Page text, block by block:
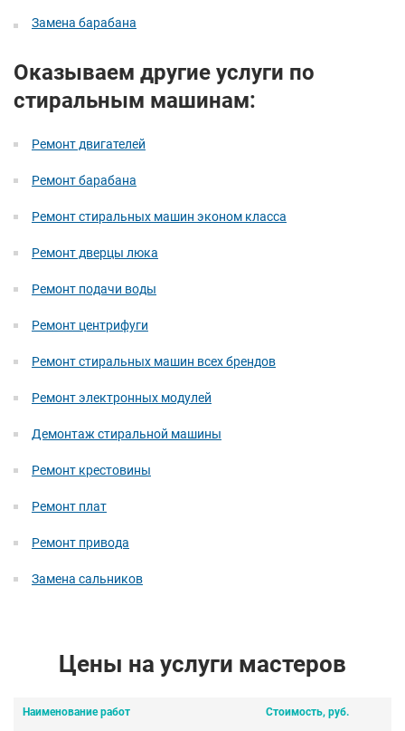
Замена барабана
Оказываем другие услуги по
стиральным машинам:
Ремонт двигателей
Ремонт барабана
Ремонт стиральных машин эконом класса
Ремонт дверцы люка
Ремонт подачи воды
Ремонт центрифуги
Ремонт стиральных машин всех брендов
Ремонт электронных модулей
Демонтаж стиральной машины
Ремонт крестовины
Ремонт плат
Ремонт привода
Замена сальников
Цены на услуги мастеров
Наименование работ Стоимость, руб.